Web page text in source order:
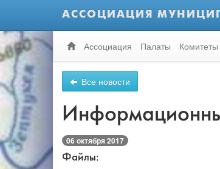
АССОЦИАЦИЯ
Ассоциация Палаты Комитеты
Все новости
06 октября 2017
Файлы: